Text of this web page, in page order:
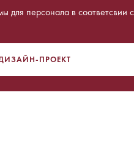
для персонала в соответсвии
ПРОЕКТ